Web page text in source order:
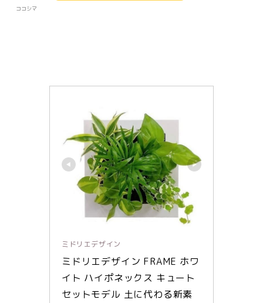
ココシマ
ミドリエデザイン
ミドリエデザイン FRAME ホワ
イト ハイポネックス キュート
セットモデル 土に代わる新素